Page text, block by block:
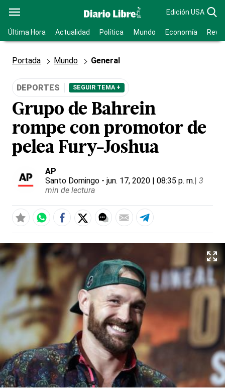
Edición USA
Última Hora Actualidad Política Mundo Economía
Portada Mundo General
DEPORTES SEGUIR TEMA +
Grupo de Bahrein
rompe con promotor de
pelea Fury-Joshua
AP
Santo Domingo - jun. 17, 2020 | 08:35 p. m.| 3
min de lectura